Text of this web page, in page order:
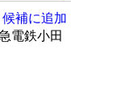
電鉄小田
候補に追加